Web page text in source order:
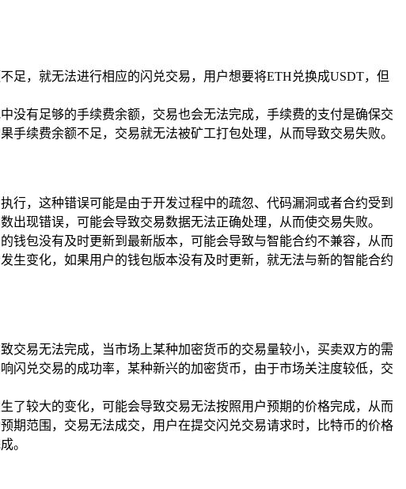
足，就无法进行相应的闪兑交易，用户想要将ETH兑换成USDT，但
没有足够的手续费余额，交易也会无法完成，手续费的支付是确保交
续费余额不足，交易就无法被矿工打包处理，从而导致交易失败。
行，这种错误可能是由于开发过程中的疏忽、代码漏洞或者合约受到
现错误，可能会导致交易数据无法正确处理，从而使交易失败。
钱包没有及时更新到最新版本，可能会导致与智能合约不兼容，从而
生变化，如果用户的钱包版本没有及时更新，就无法与新的智能合约
交易无法完成，当市场上某种加密货币的交易量较小，买卖双方的需
闪兑交易的成功率，某种新兴的加密货币，由于市场关注度较低，交
了较大的变化，可能会导致交易无法按照用户预期的价格完成，从而
期范围，交易无法成交，用户在提交闪兑交易请求时，比特币的价格
。